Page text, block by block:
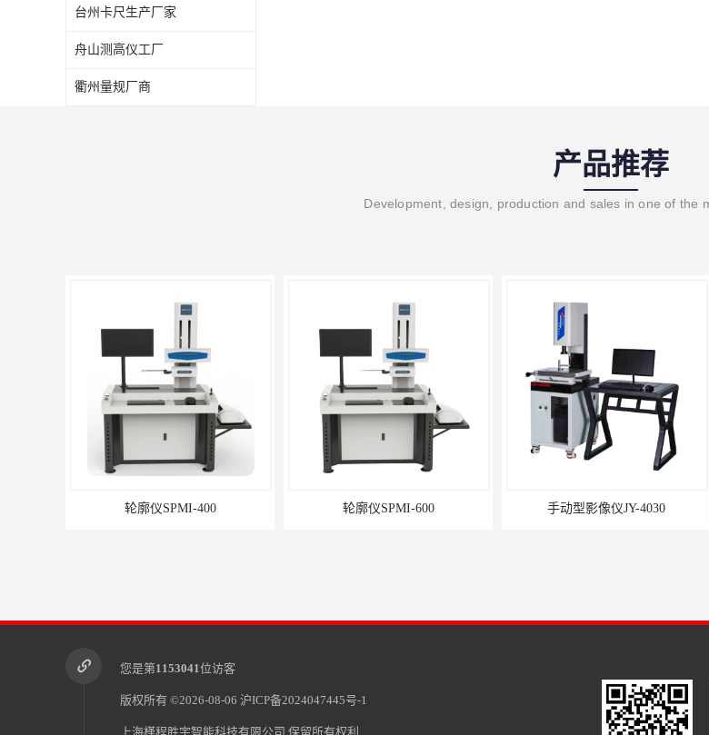
台州卡尺生产厂家
舟山测高仪工厂
衢州量规厂商
产品推荐
Development, design, production and sales in one of the
轮廓仪SPMI-400 轮廓仪SPMI-600 手动型影像仪JY-4030
您是第1153041位访客
版权所有 ©2026-08-06 沪ICP备2024047445号-1
上海槿程胜宇智能科技有限公司 保留所有权利.